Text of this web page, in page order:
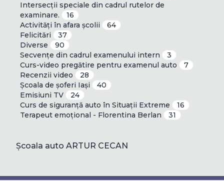
Intersecții speciale din cadrul rutelor de
examinare.
16
Activități în afara școlii
64
Felicitări
37
Diverse
90
Secvențe din cadrul examenului intern
3
Curs-video pregătire pentru examenul auto
7
Recenzii video
28
Școala de șoferi Iași
40
Emisiuni TV
24
Curs de siguranță auto în Situații Extreme
16
Terapeut emoțional - Florentina Berlan
31
Școala auto ARTUR CECAN